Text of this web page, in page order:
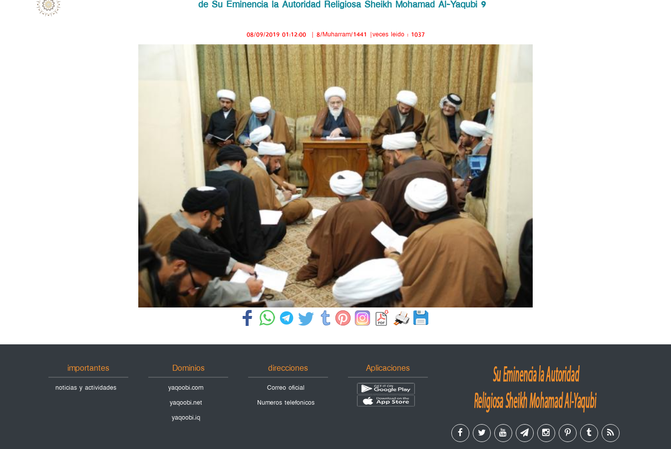
de Su Eminencia la Autoridad Religiosa Sheikh Mohamad Al-Yaqubi 9
08/09/2019 01:12:00 | 8/Muharram/1441 |veces leido : 1037
importantes
noticias y actividades
Dominios
yaqoobi.com
yaqoobi.net
yaqoobi.iq
direcciones
Correo oficial
Numeros telefonicos
Aplicaciones